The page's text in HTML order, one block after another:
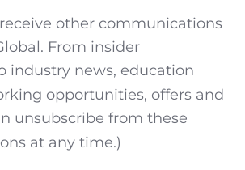
other communications
From insider
industry news, education
opportunities, offers and
unsubscribe from these
at any time.)